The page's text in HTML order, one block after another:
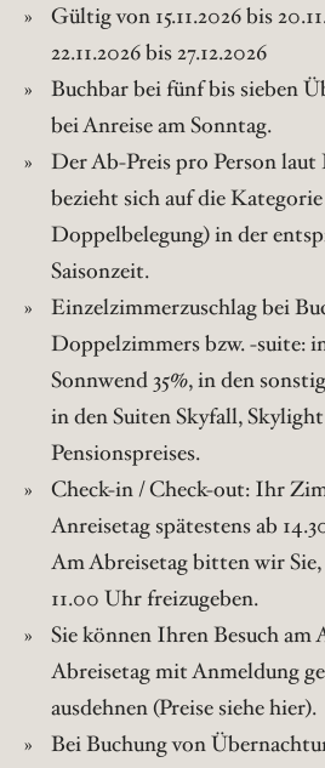
Gültig von 15.11.2026 bis
22.11.2026 bis 27.12.2026
Buchbar bei fünf bis sieben
bei Anreise am Sonntag.
Der Ab-Preis pro Person laut
bezieht sich auf die
Doppelbelegung) in der
Saisonzeit.
Einzelzimmerzuschlag bei
Doppelzimmers bzw. -suite:
Sonnwend 35%, in den
in den Suiten Skyfall,
Pensionspreises.
Check-in / Check-out: Ihr
Anreisetag spätestens ab
Am Abreisetag bitten wir
11.00 Uhr freizugeben.
Sie können Ihren Besuch am
Abreisetag mit Anmeldung
ausdehnen (Preise siehe hier).
Bei Buchung von